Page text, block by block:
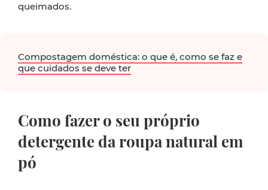
queimados.
Compostagem doméstica: o que é, como se faz e
que cuidados se deve ter
Como fazer o seu próprio
detergente da roupa natural em
pó